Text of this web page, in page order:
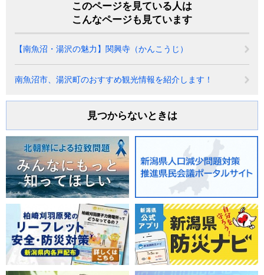
このページを見ている人は
こんなページも見ています
【南魚沼・湯沢の魅力】関興寺（かんこうじ）
南魚沼市、湯沢町のおすすめ観光情報を紹介します！
見つからないときは